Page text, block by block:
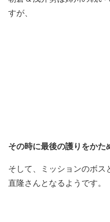
すが、
その時に最後の護りをかた
そして、ミッションのボ
直隆さんとなるようです。